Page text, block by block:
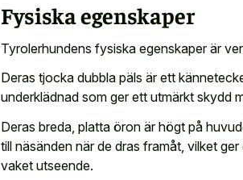
Fysiska egenskaper
Tyrolerhundens fysiska egenskaper är
Deras tjocka dubbla päls är ett
underklädnad som ger ett utmärkt skydd
Deras breda, platta öron är högt på
till näsänden när de dras framåt, vilket
vaket utseende.